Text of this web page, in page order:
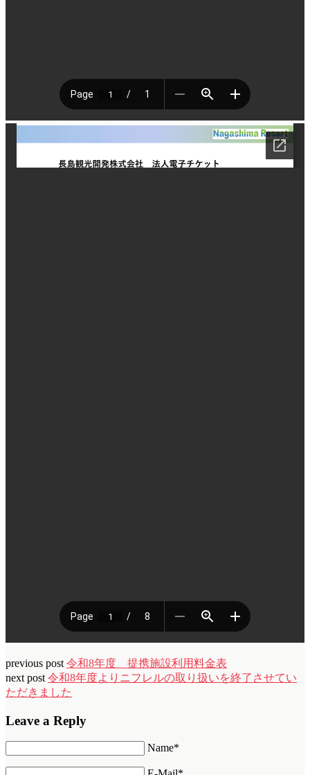
previous post 令和8年度 提携施設利用料金表
next post 令和8年度よりニフレルの取り扱いを終了させてい
ただきました
Leave a Reply
Name*